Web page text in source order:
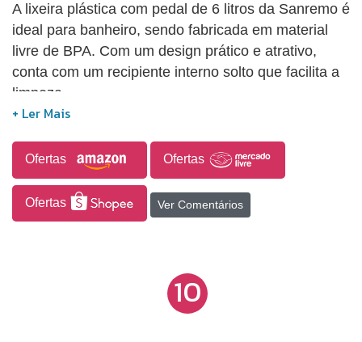
A lixeira plástica com pedal de 6 litros da Sanremo é
ideal para banheiro, sendo fabricada em material
livre de BPA. Com um design prático e atrativo,
conta com um recipiente interno solto que facilita a
limpeza.
Ofertas Ofertas
Ofertas Ver Comentários
10